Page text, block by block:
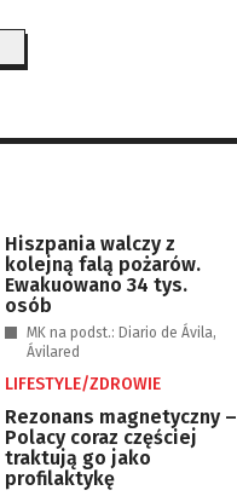
Hiszpania walczy z
kolejną falą pożarów.
Ewakuowano 34 tys.
osób
MK na podst.: Diario de Ávila,
Ávilared
LIFESTYLE/ZDROWIE
Rezonans magnetyczny –
Polacy coraz częściej
traktują go jako
profilaktykę